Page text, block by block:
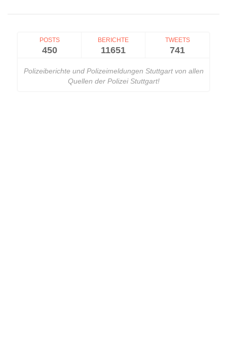
POSTS
450
BERICHTE
11651
TWEETS
741
Polizeiberichte und Polizeimeldungen Stuttgart von allen
Quellen der Polizei Stuttgart!